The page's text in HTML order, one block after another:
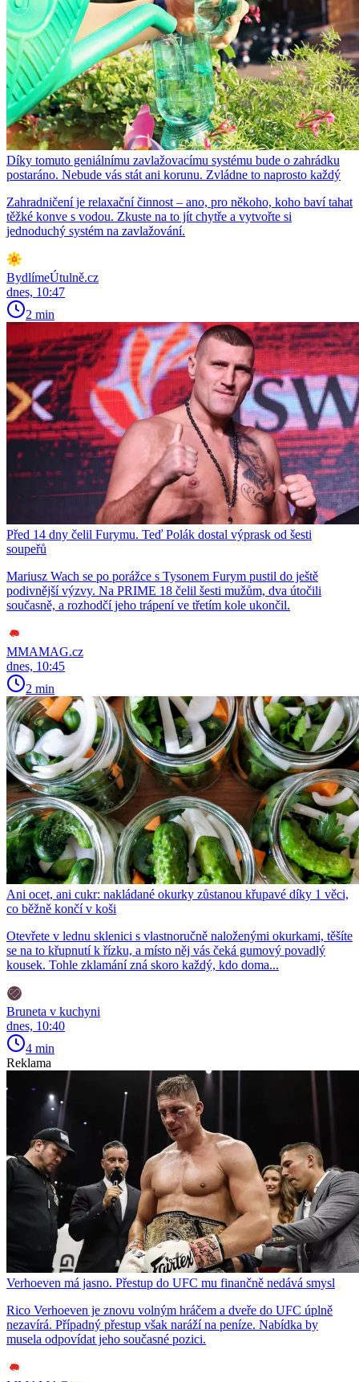
Díky tomuto geniálnímu zavlažovacímu systému bude o zahrádku
postaráno. Nebude vás stát ani korunu. Zvládne to naprosto každý
Zahradničení je relaxační činnost – ano, pro někoho, koho baví tahat
těžké konve s vodou. Zkuste na to jít chytře a vytvořte si
jednoduchý systém na zavlažování.
BydlímeÚtulně.cz
dnes, 10:47
2 min
Před 14 dny čelil Furymu. Teď Polák dostal výprask od šesti
soupeřů
Mariusz Wach se po porážce s Tysonem Furym pustil do ještě
podivnější výzvy. Na PRIME 18 čelil šesti mužům, dva útočili
současně, a rozhodčí jeho trápení ve třetím kole ukončil.
MMAMAG.cz
dnes, 10:45
2 min
Ani ocet, ani cukr: nakládané okurky zůstanou křupavé díky 1 věci,
co běžně končí v koši
Otevřete v lednu sklenici s vlastnoručně naloženými okurkami, těšíte
se na to křupnutí k řízku, a místo něj vás čeká gumový povadlý
kousek. Tohle zklamání zná skoro každý, kdo doma...
Bruneta v kuchyni
dnes, 10:40
4 min
Reklama
Verhoeven má jasno. Přestup do UFC mu finančně nedává smysl
Rico Verhoeven je znovu volným hráčem a dveře do UFC úplně
nezavírá. Případný přestup však naráží na peníze. Nabídka by
musela odpovídat jeho současné pozici.